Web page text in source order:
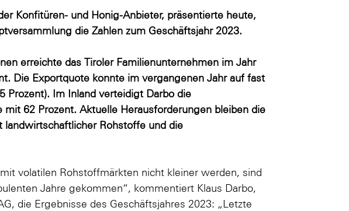
Konfitüren- und Honig-Anbieter, präsentierte heute,
die Zahlen zum Geschäftsjahr 2023.
erreichte das Tiroler Familienunternehmen im Jahr
Die Exportquote konnte im vergangenen Jahr auf fast
Prozent). Im Inland verteidigt Darbo die
62 Prozent. Aktuelle Herausforderungen bleiben die
Rohstoffe und die
volatilen Rohstoffmärkten nicht kleiner werden, sind
Jahre gekommen“, kommentiert Klaus Darbo,
die Ergebnisse des Geschäftsjahres 2023: „Letzte